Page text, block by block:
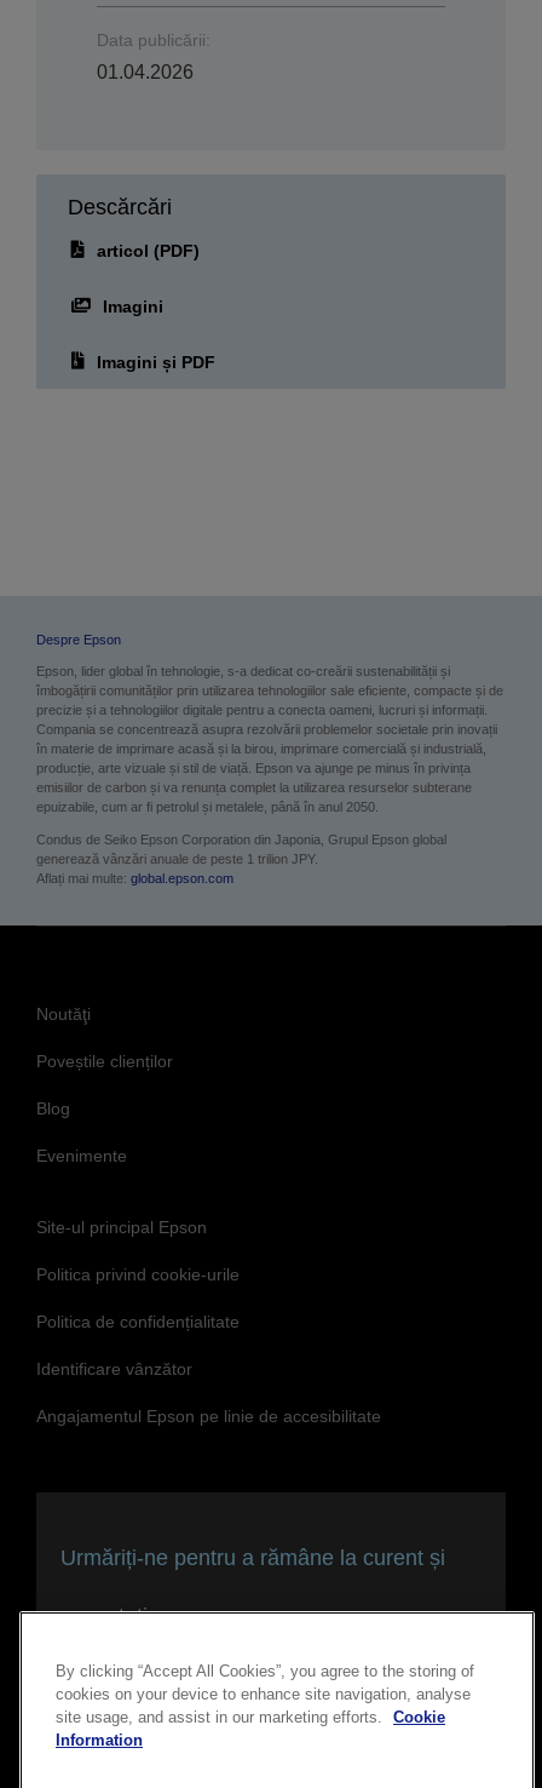
Data publicării:
01.04.2026
Descărcări
articol (PDF)
Imagini
Imagini și PDF
Despre Epson
Epson, lider global în tehnologie, s-a dedicat co-creării sustenabilității și
îmbogățirii comunităților prin utilizarea tehnologiilor sale eficiente, compacte și de
precizie și a tehnologiilor digitale pentru a conecta oameni, lucruri și informații.
Compania se concentrează asupra rezolvării problemelor societale prin inovații
în materie de imprimare acasă și la birou, imprimare comercială și industrială,
producție, arte vizuale și stil de viață. Epson va ajunge pe minus în privința
emisiilor de carbon și va renunța complet la utilizarea resurselor subterane
epuizabile, cum ar fi petrolul și metalele, până în anul 2050.
Condus de Seiko Epson Corporation din Japonia, Grupul Epson global
generează vânzări anuale de peste 1 trilion JPY.
Aflați mai multe: global.epson.com
Noutăţi
Poveștile clienților
Blog
Evenimente
Site-ul principal Epson
Politica privind cookie-urile
Politica de confidențialitate
Identificare vânzător
Angajamentul Epson pe linie de accesibilitate
Urmăriți-ne pentru a rămâne la curent și
conectați
By clicking “Accept All Cookies”, you agree to the storing of
cookies on your device to enhance site navigation, analyse
site usage, and assist in our marketing efforts.
Cookie
Information